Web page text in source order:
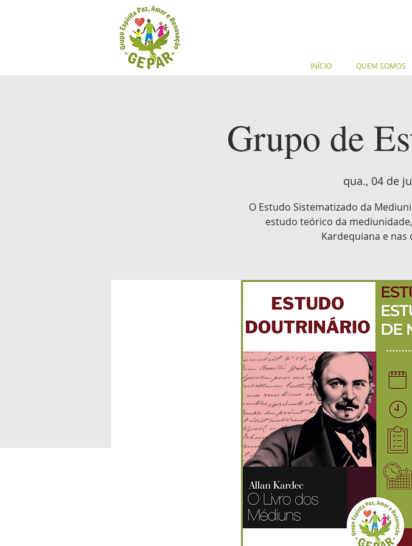
INÍCIO QUEM SOMOS
Grupo de
qua., 04 de
O Estudo Sistematizado da
estudo teórico da
Kardequiana e